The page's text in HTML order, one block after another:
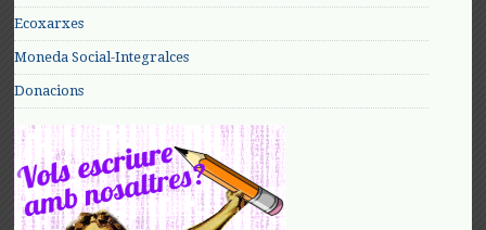
Ecoxarxes
Moneda Social-Integralces
Donacions